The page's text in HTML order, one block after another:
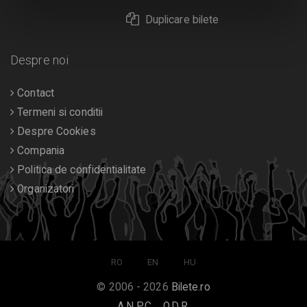
Duplicare bilete
Despre noi
Contact
Termeni si conditii
Despre Cookies
Compania
Politica de confidentialitate
Organizatori
RO EN HU
© 2006 - 2026 Bilete.ro